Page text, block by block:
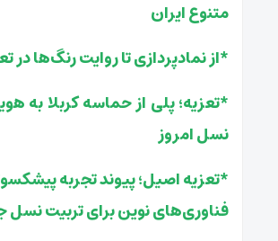
متنوع ایران
*از نمادپردازی تا روایت رنگ‌ها در
*تعزیه؛ پلی از حماسه کربلا به
نسل امروز
*تعزیه اصیل؛ پیوند تجربه
فناوری‌های نوین برای تربیت نسل